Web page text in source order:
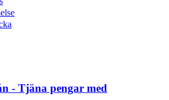
- Tjäna pengar med